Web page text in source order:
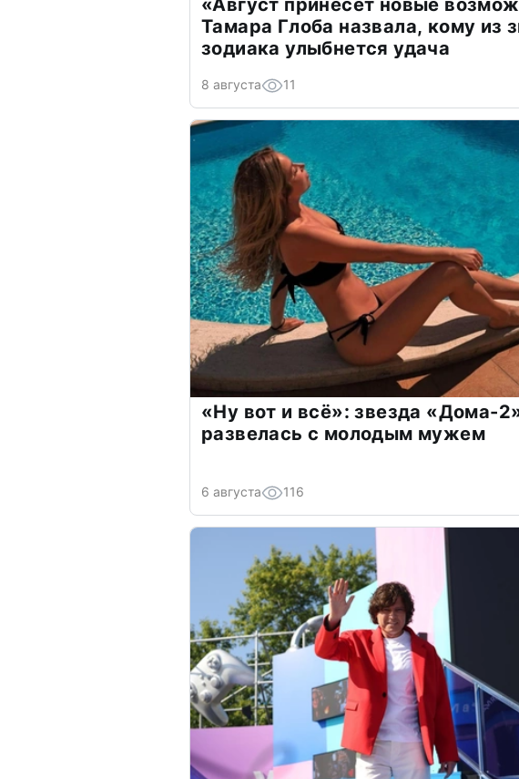
Тамара Глоба назвала, кому из
зодиака улыбнется удача
8 августа 11
«Ну вот и всё»: звезда «Дома-
развелась с молодым мужем
6 августа 116